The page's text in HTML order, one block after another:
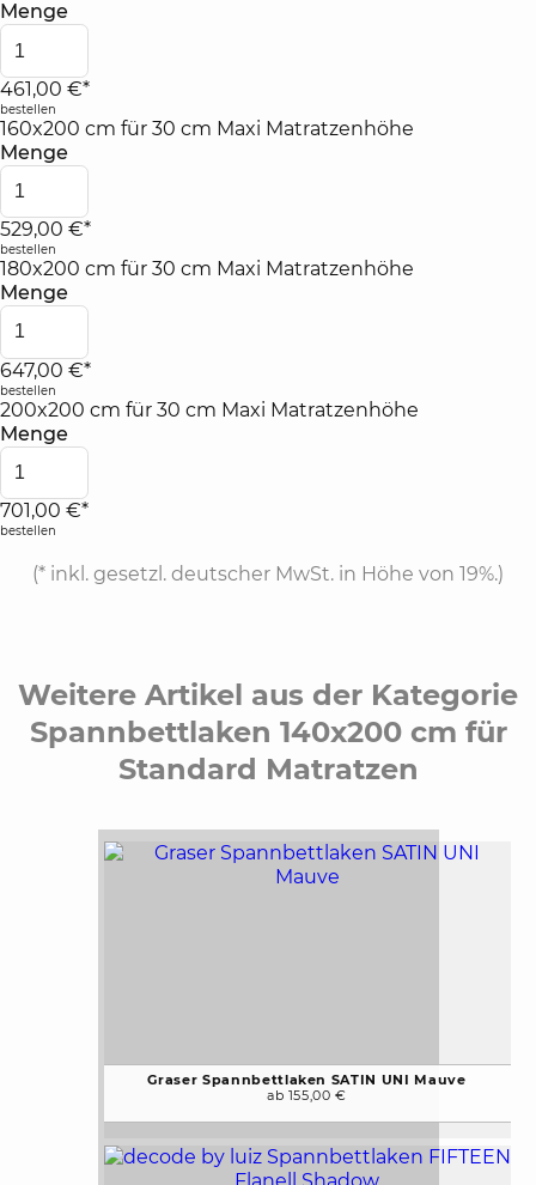
Menge
461,00 €*
bestellen
160x200 cm für 30 cm Maxi Matratzenhöhe
Menge
529,00 €*
bestellen
180x200 cm für 30 cm Maxi Matratzenhöhe
Menge
647,00 €*
bestellen
200x200 cm für 30 cm Maxi Matratzenhöhe
Menge
701,00 €*
bestellen
(* inkl. gesetzl. deutscher MwSt. in Höhe von 19%.)
Weitere Artikel aus der Kategorie
Spannbettlaken 140x200 cm für
Standard Matratzen
Graser Spannbettlaken SATIN UNI Mauve
ab 155,00 €